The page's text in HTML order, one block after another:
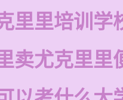
里里培训学
卖尤克里里